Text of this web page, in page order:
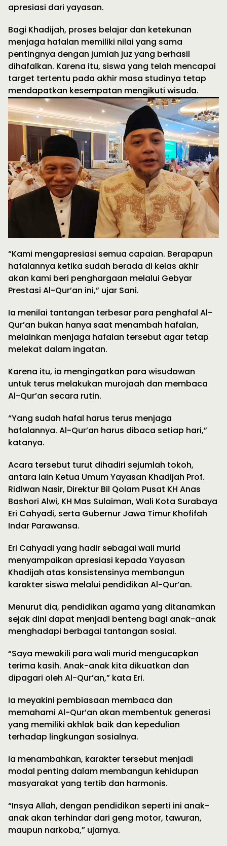
apresiasi dari yayasan.
Bagi Khadijah, proses belajar dan ketekunan
menjaga hafalan memiliki nilai yang sama
pentingnya dengan jumlah juz yang berhasil
dihafalkan. Karena itu, siswa yang telah mencapai
target tertentu pada akhir masa studinya tetap
mendapatkan kesempatan mengikuti wisuda.
“Kami mengapresiasi semua capaian. Berapapun
hafalannya ketika sudah berada di kelas akhir
akan kami beri penghargaan melalui Gebyar
Prestasi Al-Qur’an ini,” ujar Sani.
Ia menilai tantangan terbesar para penghafal Al-
Qur’an bukan hanya saat menambah hafalan,
melainkan menjaga hafalan tersebut agar tetap
melekat dalam ingatan.
Karena itu, ia mengingatkan para wisudawan
untuk terus melakukan murojaah dan membaca
Al-Qur’an secara rutin.
“Yang sudah hafal harus terus menjaga
hafalannya. Al-Qur’an harus dibaca setiap hari,”
katanya.
Acara tersebut turut dihadiri sejumlah tokoh,
antara lain Ketua Umum Yayasan Khadijah Prof.
Ridlwan Nasir, Direktur Bil Qolam Pusat KH Anas
Bashori Alwi, KH Mas Sulaiman, Wali Kota Surabaya
Eri Cahyadi, serta Gubernur Jawa Timur Khofifah
Indar Parawansa.
Eri Cahyadi yang hadir sebagai wali murid
menyampaikan apresiasi kepada Yayasan
Khadijah atas konsistensinya membangun
karakter siswa melalui pendidikan Al-Qur’an.
Menurut dia, pendidikan agama yang ditanamkan
sejak dini dapat menjadi benteng bagi anak-anak
menghadapi berbagai tantangan sosial.
“Saya mewakili para wali murid mengucapkan
terima kasih. Anak-anak kita dikuatkan dan
dipagari oleh Al-Qur’an,” kata Eri.
Ia meyakini pembiasaan membaca dan
memahami Al-Qur’an akan membentuk generasi
yang memiliki akhlak baik dan kepedulian
terhadap lingkungan sosialnya.
Ia menambahkan, karakter tersebut menjadi
modal penting dalam membangun kehidupan
masyarakat yang tertib dan harmonis.
“Insya Allah, dengan pendidikan seperti ini anak-
anak akan terhindar dari geng motor, tawuran,
maupun narkoba,” ujarnya.